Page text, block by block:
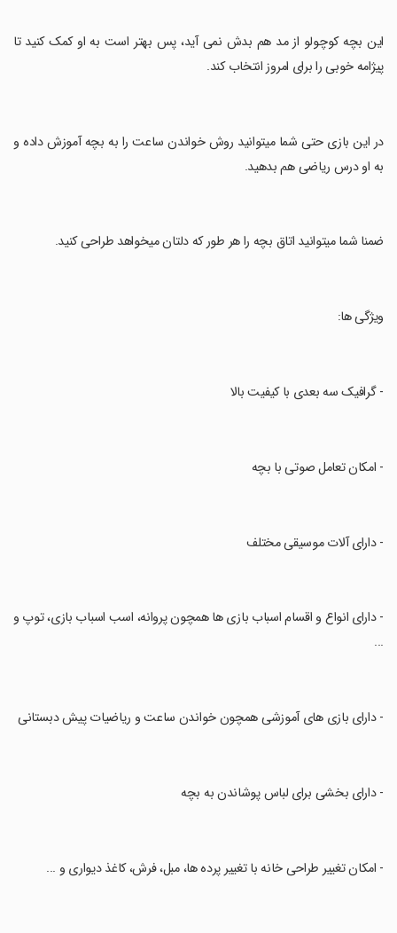
‏این بچه کوچولو از مد هم بدش نمی آید، پس بهتر است به او کمک کنید تا
پیژامه خوبی را برای امروز انتخاب کند.
‏در این بازی حتی شما میتوانید روش خواندن ساعت را به بچه آموزش داده و
به او درس ریاضی هم بدهید.
‏ضمنا شما میتوانید اتاق بچه را هر طور که دلتان میخواهد طراحی کنید.
‏ویژگی ها:
‏- گرافیک سه بعدی با کیفیت بالا
‏- امکان تعامل صوتی با بچه
‏- دارای آلات موسیقی مختلف
‏- دارای انواع و اقسام اسباب بازی ها همچون پروانه، اسب اسباب بازی، توپ و
...
‏- دارای بازی های آموزشی همچون خواندن ساعت و ریاضیات پیش دبستانی
‏- دارای بخشی برای لباس پوشاندن به بچه
‏- امکان تغییر طراحی خانه با تغییر پرده ها، مبل، فرش، کاغذ دیواری و ...